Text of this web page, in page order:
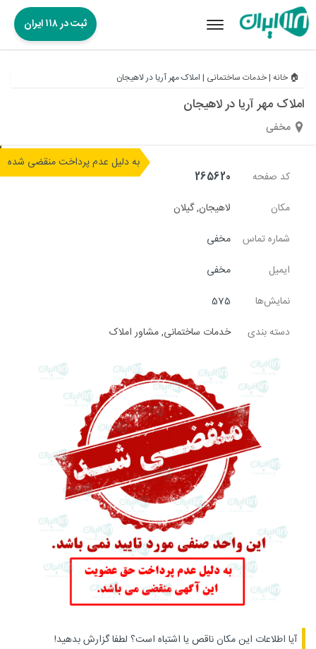
Toggle
ثبت در ۱۱۸ ایران
🏠 خانه|خدمات ساختمانی|املاک مهر آریا در لاهیجان
املاک مهر آریا در لاهیجان
مخفی
به دلیل عدم پرداخت منقضی شده
کد صفحه
265620
مکان
لاهیجان,گیلان
شماره تماس
مخفی
ایمیل
مخفی
نمایش‌ها
575
دسته بندی
خدمات ساختمانی,مشاور املاک
آیا اطلاعات این مکان ناقص یا اشتباه است؟ لطفا گزارش بدهید!